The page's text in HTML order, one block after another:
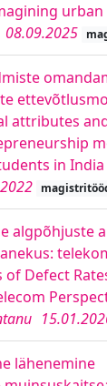
08.09.2025
attributes
in India
algpõhjuste
of Defect
lähenemine